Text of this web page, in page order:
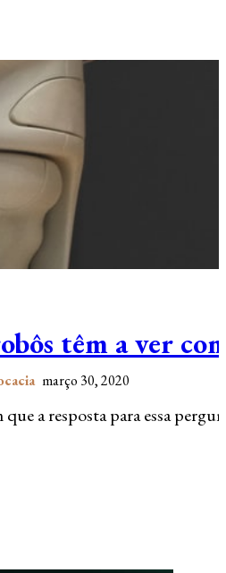
têm a ver
março 30, 2020
que a resposta para essa